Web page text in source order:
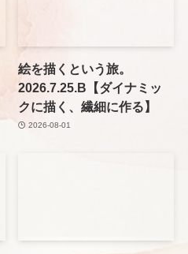
絵を描くという旅。
2026.7.25.B【ダイナミッ
クに描く、繊細に作る】
2026-08-01